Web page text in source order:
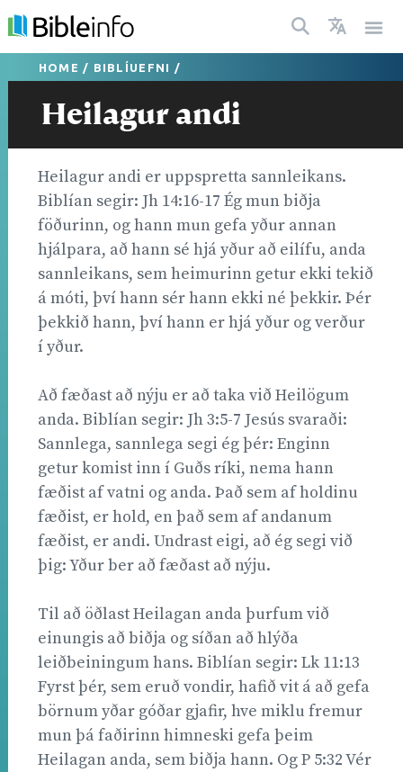
HOME / BIBLÍUEFNI /
Heilagur andi
Heilagur andi er uppspretta sannleikans.
Biblían segir: Jh 14:16-17 Ég mun biðja
föðurinn, og hann mun gefa yður annan
hjálpara, að hann sé hjá yður að eilífu, anda
sannleikans, sem heimurinn getur ekki tekið
á móti, því hann sér hann ekki né þekkir. Þér
þekkið hann, því hann er hjá yður og verður
í yður.
Að fæðast að nýju er að taka við Heilögum
anda. Biblían segir: Jh 3:5-7 Jesús svaraði:
Sannlega, sannlega segi ég þér: Enginn
getur komist inn í Guðs ríki, nema hann
fæðist af vatni og anda. Það sem af holdinu
fæðist, er hold, en það sem af andanum
fæðist, er andi. Undrast eigi, að ég segi við
þig: Yður ber að fæðast að nýju.
Til að öðlast Heilagan anda þurfum við
einungis að biðja og síðan að hlýða
leiðbeiningum hans. Biblían segir: Lk 11:13
Fyrst þér, sem eruð vondir, hafið vit á að gefa
börnum yðar góðar gjafir, hve miklu fremur
mun þá faðirinn himneski gefa þeim
Heilagan anda, sem biðja hann. Og P 5:32 Vér